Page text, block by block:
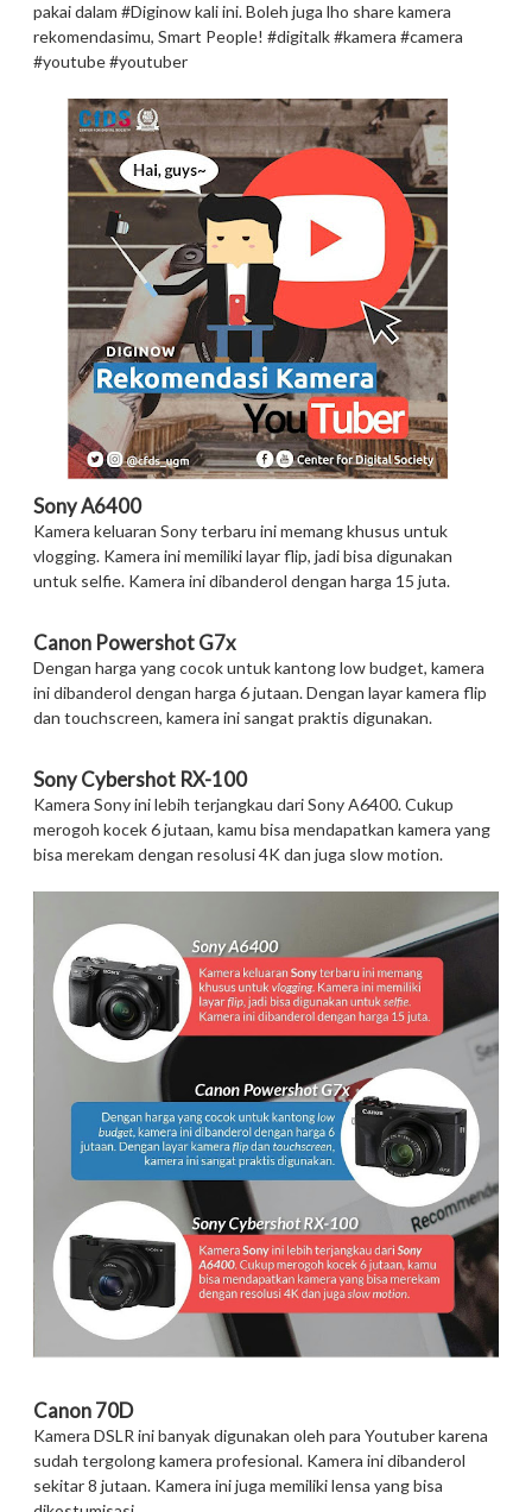
pakai dalam #Diginow kali ini. Boleh juga lho share kamera
rekomendasimu, Smart People! #digitalk #kamera #camera
#youtube #youtuber
Sony A6400
Kamera keluaran Sony terbaru ini memang khusus untuk
vlogging. Kamera ini memiliki layar flip, jadi bisa digunakan
untuk selfie. Kamera ini dibanderol dengan harga 15 juta.
Canon Powershot G7x
Dengan harga yang cocok untuk kantong low budget, kamera
ini dibanderol dengan harga 6 jutaan. Dengan layar kamera flip
dan touchscreen, kamera ini sangat praktis digunakan.
Sony Cybershot RX-100
Kamera Sony ini lebih terjangkau dari Sony A6400. Cukup
merogoh kocek 6 jutaan, kamu bisa mendapatkan kamera yang
bisa merekam dengan resolusi 4K dan juga slow motion.
Canon 70D
Kamera DSLR ini banyak digunakan oleh para Youtuber karena
sudah tergolong kamera profesional. Kamera ini dibanderol
sekitar 8 jutaan. Kamera ini juga memiliki lensa yang bisa